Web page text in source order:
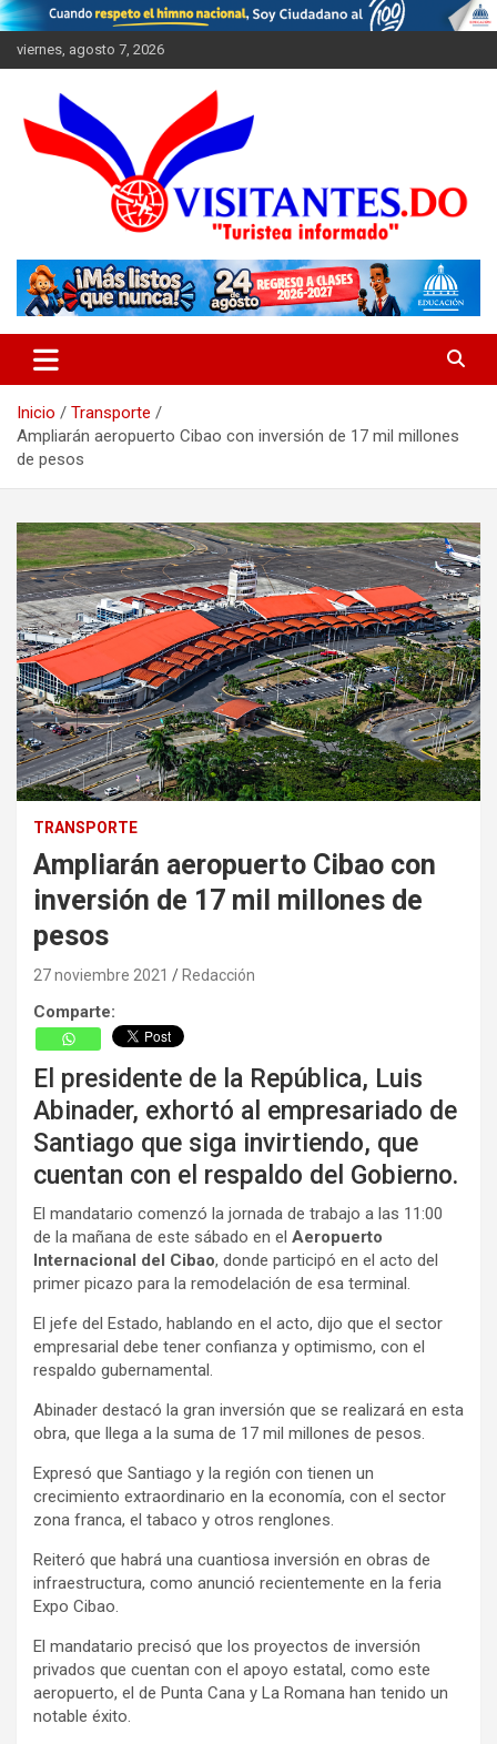
Saltar
al
contenido
viernes, agosto 7, 2026
Visitantes
Inicio
Transporte
Ampliarán aeropuerto Cibao con inversión de 17 mil millones
de pesos
TRANSPORTE
Ampliarán aeropuerto Cibao con
inversión de 17 mil millones de
pesos
27 noviembre 2021 Redacción
Comparte:
El presidente de la República, Luis
Abinader, exhortó al empresariado de
Santiago que siga invirtiendo, que
cuentan con el respaldo del Gobierno.
El mandatario comenzó la jornada de trabajo a las 11:00
de la mañana de este sábado en el Aeropuerto
Internacional del Cibao, donde participó en el acto del
primer picazo para la remodelación de esa terminal.
El jefe del Estado, hablando en el acto, dijo que el sector
empresarial debe tener confianza y optimismo, con el
respaldo gubernamental.
Abinader destacó la gran inversión que se realizará en esta
obra, que llega a la suma de 17 mil millones de pesos.
Expresó que Santiago y la región con tienen un
crecimiento extraordinario en la economía, con el sector
zona franca, el tabaco y otros renglones.
Reiteró que habrá una cuantiosa inversión en obras de
infraestructura, como anunció recientemente en la feria
Expo Cibao.
El mandatario precisó que los proyectos de inversión
privados que cuentan con el apoyo estatal, como este
aeropuerto, el de Punta Cana y La Romana han tenido un
notable éxito.